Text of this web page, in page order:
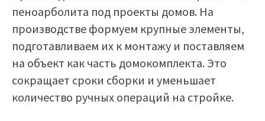
пеноарболита под проекты домов. На
производстве формуем крупные элементы,
подготавливаем их к монтажу и поставляем
на объект как часть домокомплекта. Это
сокращает сроки сборки и уменьшает
количество ручных операций на стройке.